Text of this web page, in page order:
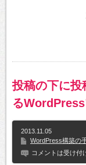
投稿の下に投
る
2013.11.05
WordPress構築の
コメントは受け付